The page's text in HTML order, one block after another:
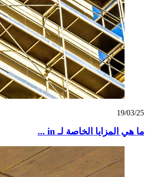
19/03/25
ما هي المزايا الخاصة لـ in ...